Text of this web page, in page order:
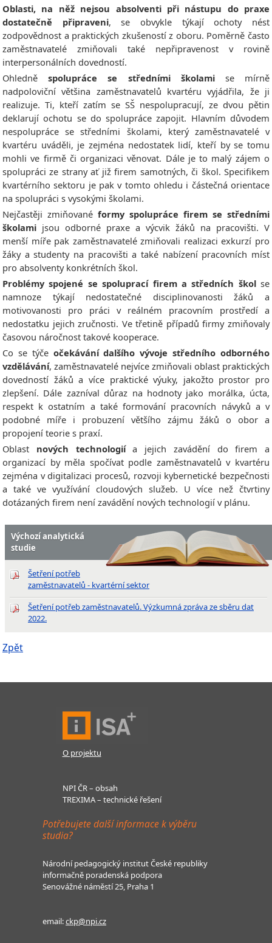
Oblasti, na něž nejsou absolventi při nástupu do praxe
dostatečně připraveni, se obvykle týkají ochoty nést
zodpovědnost a praktických zkušeností z oboru. Poměrně často
zaměstnavatelé zmiňovali také nepřipravenost v rovině
interpersonálních dovedností.
Ohledněspolupráce se středními školamise mírně
nadpoloviční většina zaměstnavatelů kvartéru vyjádřila, že ji
realizuje. Ti, kteří zatím se SŠ nespolupracují, ze dvou pětin
deklarují ochotu se do spolupráce zapojit. Hlavním důvodem
nespolupráce se středními školami, který zaměstnavatelé v
kvartéru uváděli, je zejména nedostatek lidí, kteří by se tomu
mohli ve firmě či organizaci věnovat. Dále je to malý zájem o
spolupráci ze strany ať již firem samotných, či škol. Specifikem
kvartérního sektoru je pak v tomto ohledu i částečná orientace
na spolupráci s vysokými školami.
Nejčastěji zmiňované formy spolupráce firem se středními
školami jsou odborné praxe a výcvik žáků na pracovišti. V
menší míře pak zaměstnavatelé zmiňovali realizaci exkurzí pro
žáky a studenty na pracovišti a také nabízení pracovních míst
pro absolventy konkrétních škol.
Problémy spojené se spoluprací firem a středních školse
namnoze týkají nedostatečné disciplinovanosti žáků a
motivovanosti pro práci v reálném pracovním prostředí a
nedostatku jejich zručnosti. Ve třetině případů firmy zmiňovaly
časovou náročnost takové kooperace.
Co se týče očekávání dalšího vývoje středního odborného
vzdělávání, zaměstnavatelé nejvíce zmiňovali oblast praktických
dovedností žáků a více praktické výuky, jakožto prostor pro
zlepšení. Dále zazníval důraz na hodnoty jako morálka, úcta,
respekt k ostatním a také formování pracovních návyků a v
podobné míře i probuzení většího zájmu žáků o obor a
propojení teorie s praxí.
Oblast nových technologiía jejich zavádění do firem a
organizací by měla spočívat podle zaměstnavatelů v kvartéru
zejména v digitalizaci procesů, rozvoji kybernetické bezpečnosti
a také ve využívání cloudových služeb. U více než čtvrtiny
dotázaných firem není zavádění nových technologií v plánu.
Výchozí analytická
studie
Šetření potřeb
zaměstnavatelů - kvartérní sektor
Šetření potřeb zaměstnavatelů. Výzkumná zpráva ze sběru dat
2022.
Zpět
O projektu
NPI ČR – obsah
TREXIMA – technické řešení
Potřebujete další informace k výběru
studia?
Národní pedagogický institut České republiky
informačně poradenská podpora
Senovážné náměstí 25, Praha 1
email:ckp@npi.cz